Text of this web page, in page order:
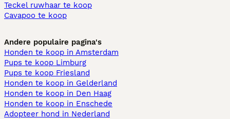
Teckel ruwhaar te koop
Cavapoo te koop
Andere populaire pagina's
Honden te koop in Amsterdam
Pups te koop Limburg​
Pups te koop Friesland​
Honden te koop in Gelderland
Honden te koop in Den Haag
Honden te koop in Enschede
Adopteer hond in Nederland